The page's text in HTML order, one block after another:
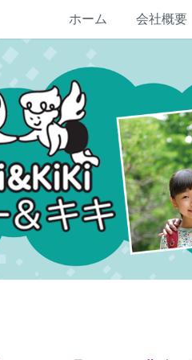
ホーム 会社概要